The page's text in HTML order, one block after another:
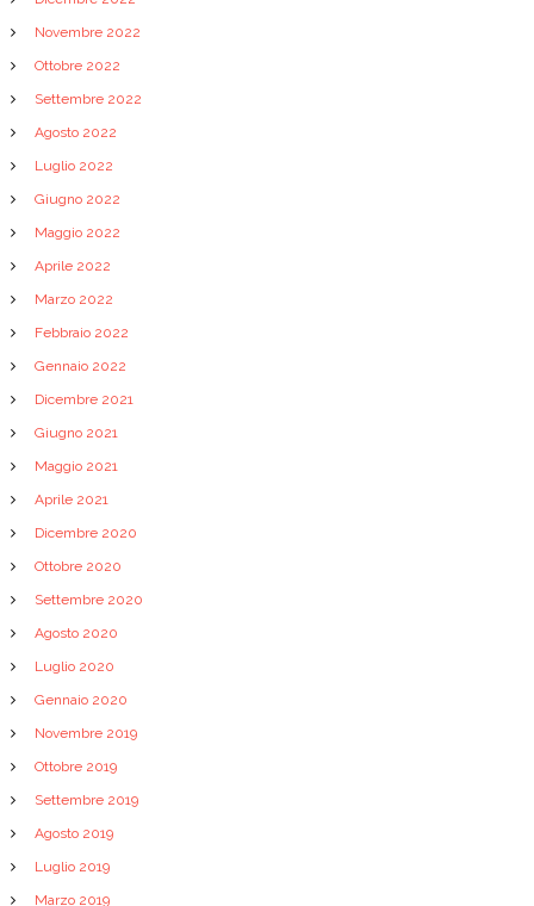
Novembre 2022
Ottobre 2022
Settembre 2022
Agosto 2022
Luglio 2022
Giugno 2022
Maggio 2022
Aprile 2022
Marzo 2022
Febbraio 2022
Gennaio 2022
Dicembre 2021
Giugno 2021
Maggio 2021
Aprile 2021
Dicembre 2020
Ottobre 2020
Settembre 2020
Agosto 2020
Luglio 2020
Gennaio 2020
Novembre 2019
Ottobre 2019
Settembre 2019
Agosto 2019
Luglio 2019
Marzo 2019